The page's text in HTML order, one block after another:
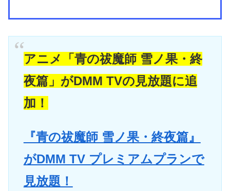
アニメ「青の祓魔師 雪ノ果・終
夜篇」がDMM TVの見放題に追
加！
『青の祓魔師 雪ノ果・終夜篇』
がDMM TV プレミアムプランで
見放題！